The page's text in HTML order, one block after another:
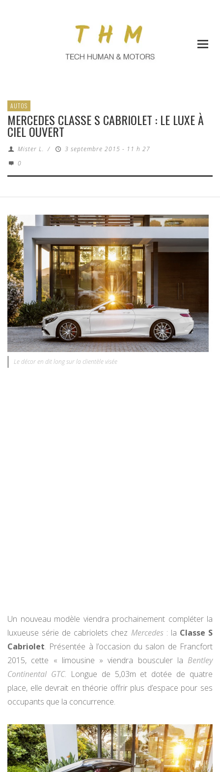
AUTOS
MERCEDES CLASSE S CABRIOLET : LE LUXE À
CIEL OUVERT
Mister L. /
3 septembre 2015 - 11 h 27
0
Le décor en dit long sur la clientèle visée
Un nouveau modèle viendra prochainement compléter la
luxueuse série de cabriolets chez Mercedes : la Classe S
Cabriolet. Présentée à l’occasion du salon de Francfort
2015, cette « limousine » viendra bousculer la Bentley
Continental GTC. Longue de 5,03m et dotée de quatre
place, elle devrait en théorie offrir plus d’espace pour ses
occupants que la concurrence.